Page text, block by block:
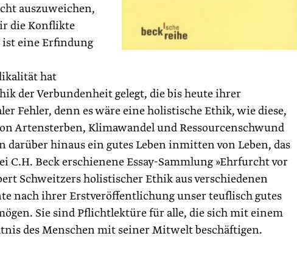
auszuweichen,
die Konflikte
ist eine Erfindung
hat
der Verbundenheit gelegt, die bis heute ihrer
Fehler, denn es wäre eine holistische Ethik, wie diese,
Artensterben, Klimawandel und Ressourcenschwund
hinaus ein gutes Leben inmitten von Leben, das
C.H. Beck erschienene Essay-Sammlung »Ehrfurcht vor
Schweitzers holistischer Ethik aus verschiedenen
nach ihrer Erstveröffentlichung unser teuflisch gutes
Sie sind Pflichtlektüre für alle, die sich mit einem
des Menschen mit seiner Mitwelt beschäftigen.